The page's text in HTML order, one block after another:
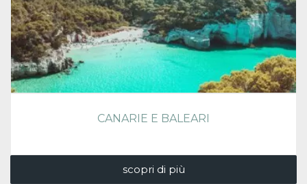
CANARIE E BALEARI
scopri di più